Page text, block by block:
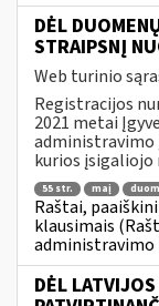
DĖL
STRAIPSNĮ
Web turinio
Registracijos
2021 metai
kurios įsigaliojo
55 str. maį
Raštai,
klausimais
administravimo
DĖL